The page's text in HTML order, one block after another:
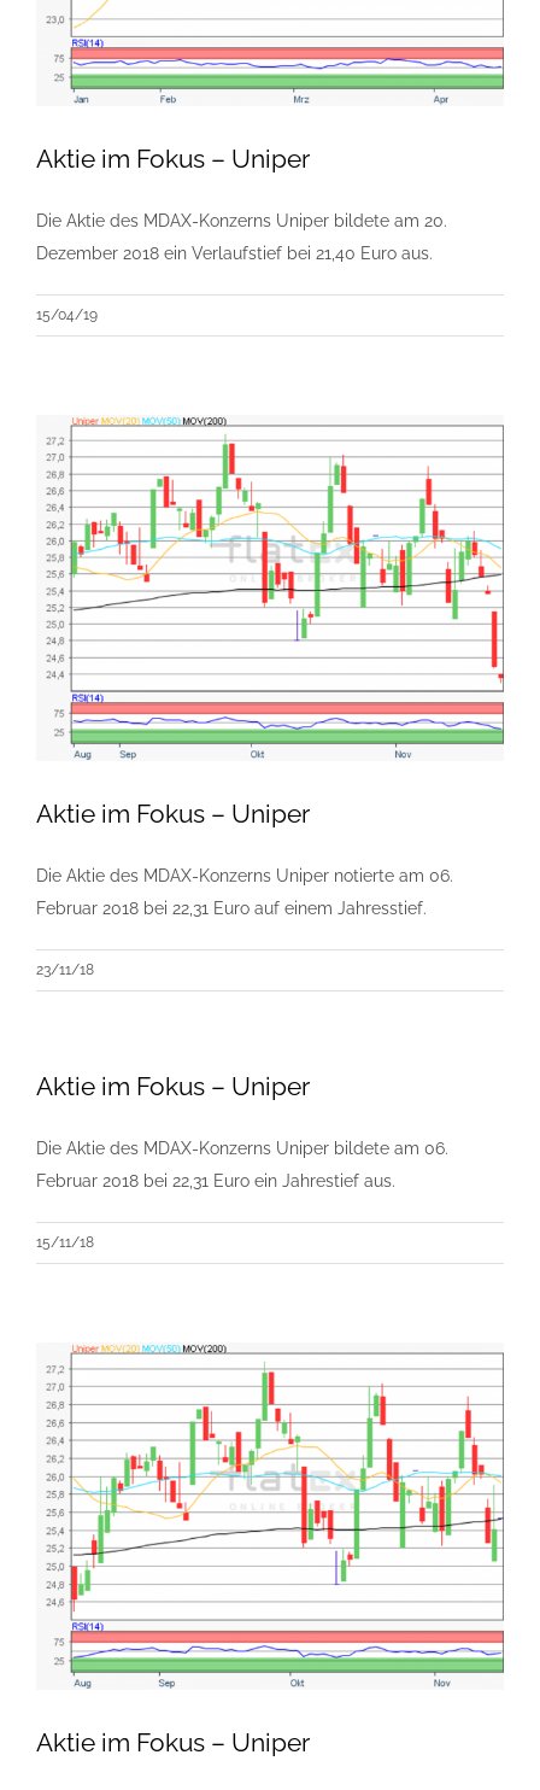
Aktie im Fokus – Uniper
Die Aktie des MDAX-Konzerns Uniper bildete am 20.
Dezember 2018 ein Verlaufstief bei 21,40 Euro aus.
15/04/19
Aktie im Fokus – Uniper
Die Aktie des MDAX-Konzerns Uniper notierte am 06.
Februar 2018 bei 22,31 Euro auf einem Jahresstief.
23/11/18
Aktie im Fokus – Uniper
Die Aktie des MDAX-Konzerns Uniper bildete am 06.
Februar 2018 bei 22,31 Euro ein Jahrestief aus.
15/11/18
Aktie im Fokus – Uniper